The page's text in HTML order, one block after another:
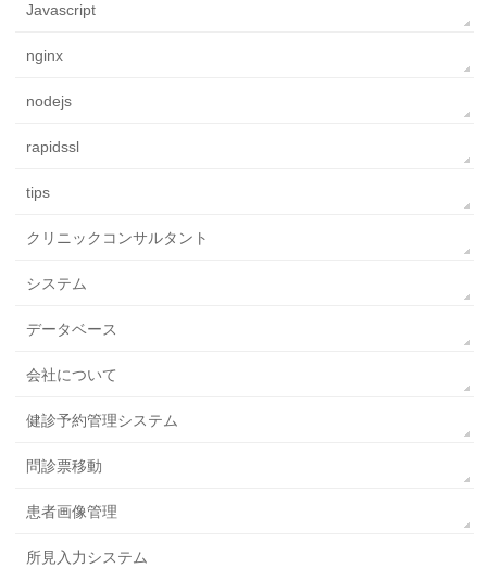
Javascript
nginx
nodejs
rapidssl
tips
クリニックコンサルタント
システム
データベース
会社について
健診予約管理システム
問診票移動
患者画像管理
所見入力システム